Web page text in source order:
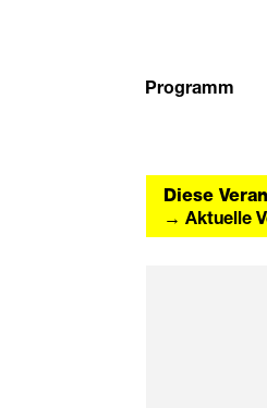
Programm
Diese
→ Aktuelle